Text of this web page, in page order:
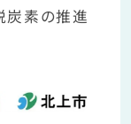
炭素の推進